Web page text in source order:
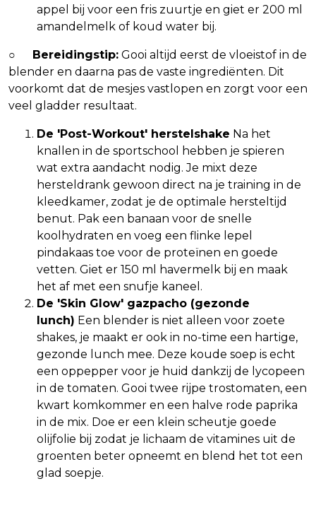
appel bij voor een fris zuurtje en giet er 200 ml
amandelmelk of koud water bij.
○ Bereidingstip: Gooi altijd eerst de vloeistof in de
blender en daarna pas de vaste ingrediënten. Dit
voorkomt dat de mesjes vastlopen en zorgt voor een
veel gladder resultaat.
De 'Post-Workout' herstelshake Na het
knallen in de sportschool hebben je spieren
wat extra aandacht nodig. Je mixt deze
hersteldrank gewoon direct na je training in de
kleedkamer, zodat je de optimale hersteltijd
benut. Pak een banaan voor de snelle
koolhydraten en voeg een flinke lepel
pindakaas toe voor de proteïnen en goede
vetten. Giet er 150 ml havermelk bij en maak
het af met een snufje kaneel.
De 'Skin Glow' gazpacho (gezonde
lunch) Een blender is niet alleen voor zoete
shakes, je maakt er ook in no-time een hartige,
gezonde lunch mee. Deze koude soep is echt
een oppepper voor je huid dankzij de lycopeen
in de tomaten. Gooi twee rijpe trostomaten, een
kwart komkommer en een halve rode paprika
in de mix. Doe er een klein scheutje goede
olijfolie bij zodat je lichaam de vitamines uit de
groenten beter opneemt en blend het tot een
glad soepje.